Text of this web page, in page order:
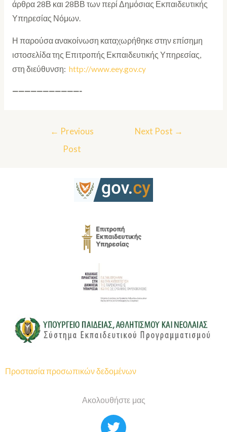
άρθρα 28Β και 28ΒΒ των περί Δημόσιας Εκπαιδευτικής
Υπηρεσίας Νόμων.
Η παρούσα ανακοίνωση καταχωρήθηκε στην επίσημη
ιστοσελίδα της Επιτροπής Εκπαιδευτικής Υπηρεσίας,
στη διεύθυνση: http://www.eey.gov.cy
———————————-
← Previous
Post
Next Post →
Προστασία προσωπικών δεδομένων
Ακολουθήστε μας